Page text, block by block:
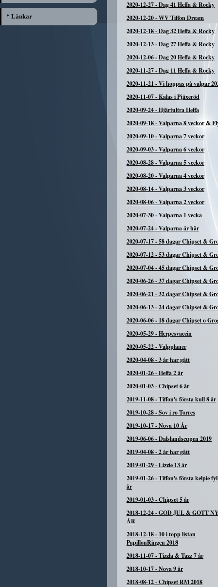
* Länkar
2020-12-27-Dag 41 Heffa & Rocky
2020-12-20-WV Tiffon Dream
2020-12-18-Dag 32 Heffa & Rocky
2020-12-13-Dag 27 Heffa & Rocky
2020-12-06-Dag 20 Heffa & Rocky
2020-11-27-Dag 11 Heffa & Rocky
2020-11-21 -Vi hoppas på valpar
2020-11-07-Kalas i Pjäxeröd
2020-09-24-Hjärtultra Heffa
2020-09-18-Valparna 8 veckor &
2020-09-10-Valparna 7 veckor
2020-09-03-Valparna 6 veckor
2020-08-28-Valparna 5 veckor
2020-08-20-Valparna 4 veckor
2020-08-14-Valparna 3 veckor
2020-08-06-Valparna 2 veckor
2020-07-30-Valparna 1 vecka
2020-07-24-Valparna är här
2020-07-17-58 dagar Chipset &
2020-07-12-53 dagar Chipset &
2020-07-04-45 dagar Chipset &
2020-06-26-37 dagar Chipset &
2020-06-21 -32 dagar Chipset &
2020-06-13-24 dagar Chipset &
2020-06-06- 18 dagar Chipset o
2020-05-29-Herpesvaccin
2020-05-22-Valpplaner
2020-04-08-3 år har gått
2020-01-26-Heffa 2 år
2020-01-03-Chipset 6 år
2019-11-08-Tiffon's första kull 8 år
2019-10-28-Sov i ro Torres
2019-10-17-Nova 10 År
2019-06-06-Dalslandscupen 2019
2019-04-08-2 år har gått
2019-01-29-Lizzie 13 år
2019-01-26-Tiffon's första kelpie
år
2019-01-03-Chipset 5 år
2018-12-24-GOD JUL & GOTT
ÅR
2018-12-18- 10 i topp listan
PapillonRingen 2018
2018-11-07-Tizzla & Tazz 7 år
2018-10-17-Nova 9 år
2018-08-12-Chipset RM 2018